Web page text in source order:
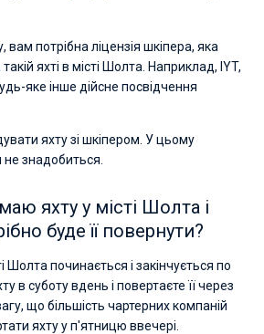
потрібна ліцензія шкіпера, яка
яхті в місті Шолта. Наприклад, IYT,
яке інше дійсне посвідчення
яхту зі шкіпером. У цьому
не знадобиться.
яхту у місті Шолта і
буде її повернути?
Шолта починається і закінчується по
в суботу вдень і повертаєте її через
що більшість чартерних компаній
яхту у п'ятницю ввечері.